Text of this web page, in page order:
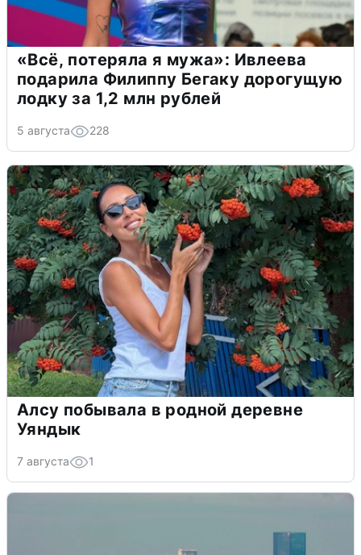
«Всё, потеряла я мужа»: Ивлеева
подарила Филиппу Бегаку дорогущую
лодку за 1,2 млн рублей
5 августа 228
Алсу побывала в родной деревне
Уяндык
7 августа 1